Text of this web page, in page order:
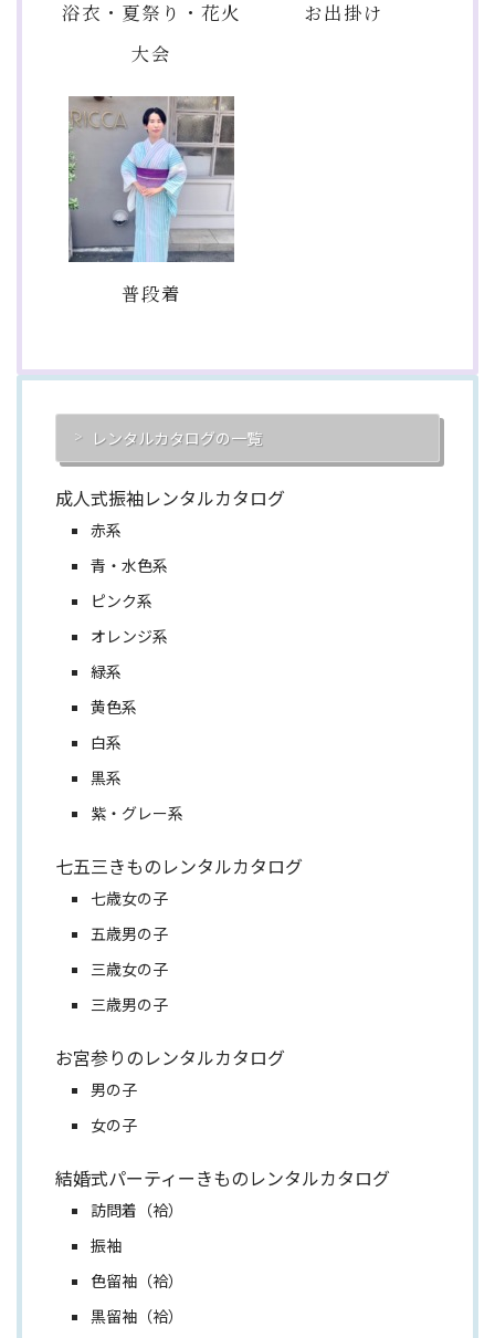
浴衣・夏祭り・花火
大会
お出掛け
普段着
レンタルカタログの一覧
成人式振袖レンタルカタログ
赤系
青・水色系
ピンク系
オレンジ系
緑系
黄色系
白系
黒系
紫・グレー系
七五三きものレンタルカタログ
七歳女の子
五歳男の子
三歳女の子
三歳男の子
お宮参りのレンタルカタログ
男の子
女の子
結婚式パーティーきものレンタルカタログ
訪問着（袷）
振袖
色留袖（袷）
黒留袖（袷）